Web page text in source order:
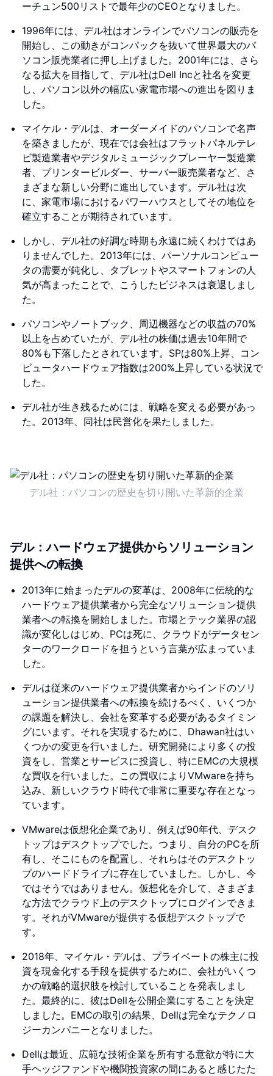
ーチュン500リストで最年少のCEOとなりました。
1996年には、デル社はオンラインでパソコンの販売を
開始し、この動きがコンパックを抜いて世界最大のパ
ソコン販売業者に押し上げました。2001年には、さら
なる拡大を目指して、デル社はDell Incと社名を変更
し、パソコン以外の幅広い家電市場への進出を図りま
した。
マイケル・デルは、オーダーメイドのパソコンで名声
を築きましたが、現在では会社はフラットパネルテレ
ビ製造業者やデジタルミュージックプレーヤー製造業
者、プリンタービルダー、サーバー販売業者など、さ
まざまな新しい分野に進出しています。デル社は次
に、家電市場におけるパワーハウスとしてその地位を
確立することが期待されています。
しかし、デル社の好調な時期も永遠に続くわけではあ
りませんでした。2013年には、パーソナルコンピュー
タの需要が鈍化し、タブレットやスマートフォンの人
気が高まったことで、こうしたビジネスは衰退しまし
た。
パソコンやノートブック、周辺機器などの収益の70%
以上を占めていたが、デル社の株価は過去10年間で
80%も下落したとされています。SPは80%上昇、コン
ピュータハードウェア指数は200%上昇している状況で
した。
デル社が生き残るためには、戦略を変える必要があっ
た。2013年、同社は民営化を果たしました。
デル社：パソコンの歴史を切り開いた革新的企業
デル：ハードウェア提供からソリューション
提供への転換
2013年に始まったデルの変革は、2008年に伝統的な
ハードウェア提供業者から完全なソリューション提供
業者への転換を開始しました。市場とテック業界の認
識が変化しはじめ、PCは死に、クラウドがデータセン
ターのワークロードを担うという言葉が広まっていま
した。
デルは従来のハードウェア提供業者からインドのソリ
ューション提供業者への転換を続けるべく、いくつか
の課題を解決し、会社を変革する必要があるタイミン
グにいます。それを実現するために、Dhawan社はい
くつかの変更を行いました。研究開発により多くの投
資をし、営業とサービスに投資し、特にEMCの大規模
な買収を行いました。この買収によりVMwareを持ち
込み、新しいクラウド時代で非常に重要な存在となっ
ています。
VMwareは仮想化企業であり、例えば90年代、デスク
トップはデスクトップでした。つまり、自分のPCを所
有し、そこにものを配置し、それらはそのデスクトッ
プのハードドライブに存在していました。しかし、今
ではそうではありません。仮想化を介して、さまざま
な方法でクラウド上のデスクトップにログインできま
す。それがVMwareが提供する仮想デスクトップで
す。
2018年、マイケル・デルは、プライベートの株主に投
資を現金化する手段を提供するために、会社がいくつ
かの戦略的選択肢を検討していることを発表しまし
た。最終的に、彼はDellを公開企業にすることを決定
しました。EMCの取引の結果、Dellは完全なテクノロ
ジーカンパニーとなりました。
Dellは最近、広範な技術企業を所有する意欲が特に大
手ヘッジファンドや機関投資家の間にあると感じたた